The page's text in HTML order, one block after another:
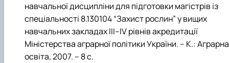
навчальної дисципліни для підготовки магістрів із
спеціальності 8.130104 “Захист рослин” у вищих
навчальних закладах ІІІ–IV рівнів акредитації
Міністерства аграрної політики України. – К.: Аграрна
освіта, 2007. – 8 с.